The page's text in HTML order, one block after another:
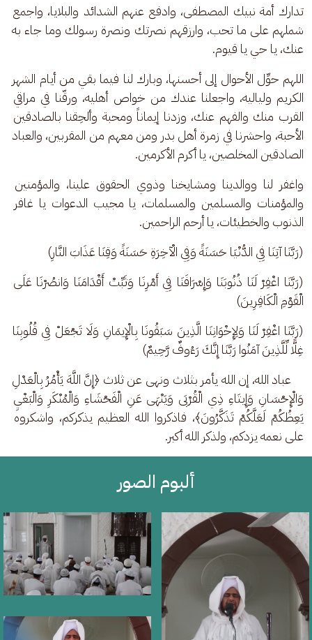
تدارك أمة نبيك المصطفى، وادفع عنهم الشدائد والبلايا، واجمع
شملهم على ما تحب، وارزقهم نصرتك ونصرة رسولك وما جاء به
عنك، يا حي يا قيوم.
اللهم حوِّل الأحوال إلى أحسنها، وبارك لنا فيما بقي من أيام الشهر
الكريم ولياليه، واجعلنا عندك من خواص أهليه، ورقّنا في مراقي
القرب منك والفهم عنك، وزدنا إيماناً ومحبة وألحِقنا بالصادقين
الأحبة، واحشرنا في زمرة أهل بدر ومن معهم من المقربين، والعباد
الصادقين المخلصين، يا أكرم الأكرمين.
واغفر لنا ووالدينا ومشايخنا وذوي الحقوق علينا، والمؤمنين
والمؤمنات والمسلمين والمسلمات، يا مجيب الدعوات يا غافر
الذنوب والخطيئات، يا أرحم الراحمين.
(رَبَّنَا آتِنَا فِي الدُّنْيَا حَسَنَةً وَفِي الْآخِرَةِ حَسَنَةً وَقِنَا عَذَابَ النَّارِ)
(رَبَّنَا اغْفِرْ لَنَا ذُنُوبَنَا وَإِسْرَافَنَا فِي أَمْرِنَا وَثَبِّتْ أَقْدَامَنَا وَانصُرْنَا عَلَى
الْقَوْمِ الْكَافِرِينَ)
(رَبَّنَا اغْفِرْ لَنَا وَلِإِخْوَانِنَا الَّذِينَ سَبَقُونَا بِالْإِيمَانِ وَلَا تَجْعَلْ فِي قُلُوبِنَا
غِلًّا لِّلَّذِينَ آمَنُوا رَبَّنَا إِنَّكَ رَءُوفٌ رَّحِيمٌ)
عباد الله، إن الله يأمر بثلاث ونهى عن ثلاث ﴿إِنَّ اللَّهَ يَأْمُرُ بِالْعَدْلِ
وَالْإِحْسَانِ وَإِيتَاءِ ذِي الْقُرْبَى وَيَنْهَى عَنِ الْفَحْشَاءِ وَالْمُنْكَرِ وَالْبَغْيِ
يَعِظُكُمْ لَعَلَّكُمْ تَذَكَّرُونَ﴾، فاذكروا الله العظيم يذكركم، واشكروه
على نعمه يزدكم، ولذكر الله أكبر.
ألبوم الصور